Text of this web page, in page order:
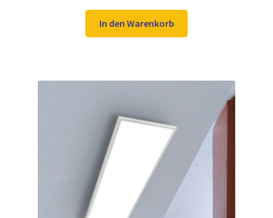
Preis
war:
179,95 €
Preis
ist:
99,99 €.
In den Warenkorb